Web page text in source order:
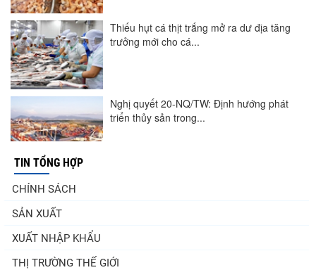
Thiếu hụt cá thịt trắng mở ra dư địa tăng
trưởng mới cho cá...
Nghị quyết 20-NQ/TW: Định hướng phát
triển thủy sản trong...
Thuế Mục 301 và bài toán thích ứng của
TIN TỔNG HỢP
CHÍNH SÁCH
SẢN XUẤT
XUẤT NHẬP KHẨU
THỊ TRƯỜNG THẾ GIỚI